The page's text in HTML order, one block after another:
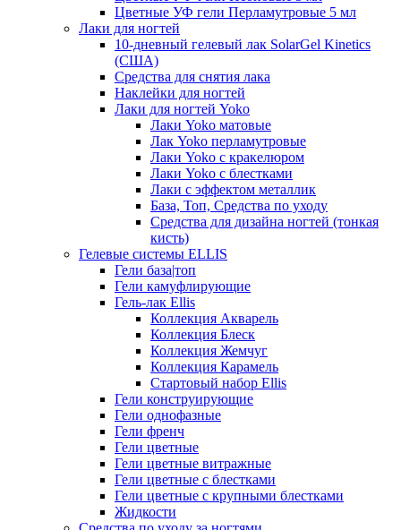
Цветные УФ гели Перламутровые 5 мл
Лаки для ногтей
10-дневный гелевый лак SolarGel Kinetics
(США)
Средства для снятия лака
Наклейки для ногтей
Лаки для ногтей Yoko
Лаки Yoko матовые
Лак Yoko перламутровые
Лаки Yoko с кракелюром
Лаки Yoko с блестками
Лаки с эффектом металлик
База, Топ, Средства по уходу
Средства для дизайна ногтей (тонкая
кисть)
Гелевые системы ELLIS
Гели база|топ
Гели камуфлирующие
Гель-лак Ellis
Коллекция Акварель
Коллекция Блеск
Коллекция Жемчуг
Коллекция Карамель
Стартовый набор Ellis
Гели конструирующие
Гели однофазные
Гели френч
Гели цветные
Гели цветные витражные
Гели цветные с блестками
Гели цветные с крупными блестками
Жидкости